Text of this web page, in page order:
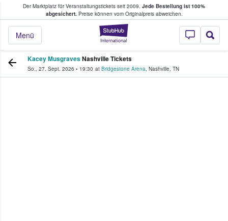
Der Marktplatz für Veranstaltungstickets seit 2009. Jede Bestellung ist 100%
abgesichert.Preise können vom Originalpreis abweichen.
StubHub - Wo
Menü
Tickets kaufen & verkaufen
Kacey MusgravesNashville Tickets
So., 27. Sept. 2026 • 19:30 at Bridgestone Arena, Nashville, TN